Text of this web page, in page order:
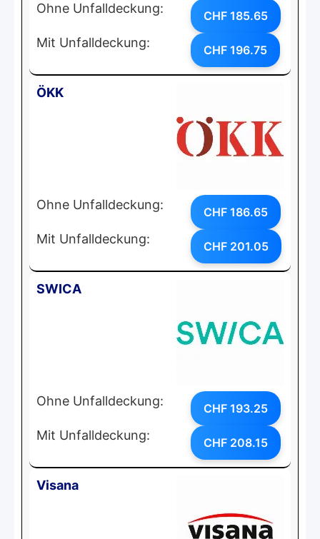
Ohne Unfalldeckung: CHF 185.65
Mit Unfalldeckung: CHF 196.75
ÖKK
Ohne Unfalldeckung: CHF 186.65
Mit Unfalldeckung: CHF 201.05
SWICA
Ohne Unfalldeckung: CHF 193.25
Mit Unfalldeckung: CHF 208.15
Visana